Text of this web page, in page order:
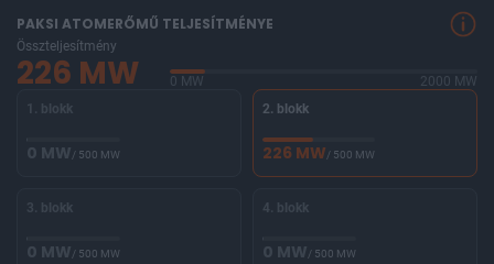
PAKSI ATOMERŐMŰ TELJESÍTMÉNYE
Összteljesítmény
226 MW 0 MW
2000 MW
1. blokk
0 MW/ 500 MW
2. blokk
226 MW/ 500 MW
3. blokk
0 MW/ 500 MW
4. blokk
0 MW/ 500 MW